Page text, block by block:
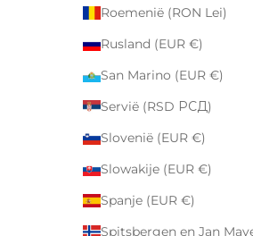
Roemenië (RON Lei)
Rusland (EUR €)
San Marino (EUR €)
Servië (RSD РСД)
Slovenië (EUR €)
Slowakije (EUR €)
Spanje (EUR €)